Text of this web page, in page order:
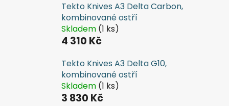
Tekto Knives A3 Delta Carbon,
kombinované ostří
Skladem (1 ks)
4 310 Kč
Tekto Knives A3 Delta G10,
kombinované ostří
Skladem (1 ks)
3 830 Kč